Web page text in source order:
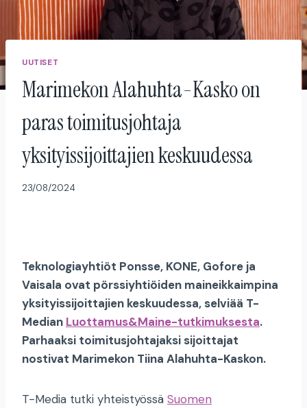
UUTISET
Marimekon Alahuhta-Kasko on
paras toimitusjohtaja
yksityissijoittajien keskuudessa
23/08/2024
Teknologiayhtiöt Ponsse, KONE, Gofore ja
Vaisala ovat pörssiyhtiöiden maineikkaimpina
yksityissijoittajien keskuudessa, selviää T-
Median Luottamus&Maine-tutkimuksesta.
Parhaaksi toimitusjohtajaksi sijoittajat
nostivat Marimekon Tiina Alahuhta-Kaskon.
T-Media tutki yhteistyössä Suomen